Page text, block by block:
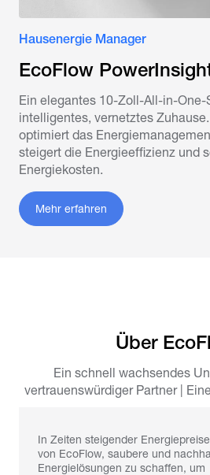
Hausenergie Manager
EcoFlow
Ein elegantes 10-Zoll-All-in-One-
intelligentes, vernetztes
optimiert das
steigert die Energieeffizienz und
Energiekosten.
Mehr erfahren
Über
Ein schnell wachsendes
vertrauenswürdiger Partner |
In Zeiten steigender
von EcoFlow, saubere und
Energielösungen zu schaffen, um